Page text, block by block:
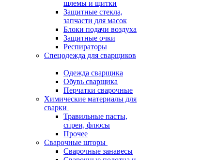
шлемы и щитки
Защитные стекла,
запчасти для масок
Блоки подачи воздуха
Защитные очки
Респираторы
Спецодежда для сварщиков
Одежда сварщика
Обувь сварщика
Перчатки сварочные
Химические материалы для
сварки
Травильные пасты,
спреи, флюсы
Прочее
Сварочные шторы
Сварочные занавесы